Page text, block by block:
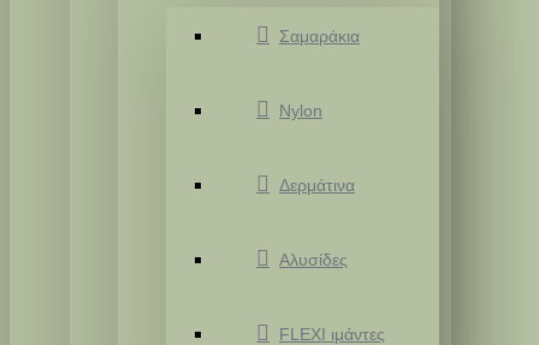
Σαμαράκια
Nylon
Δερμάτινα
Αλυσίδες
FLEXI ιμάντες